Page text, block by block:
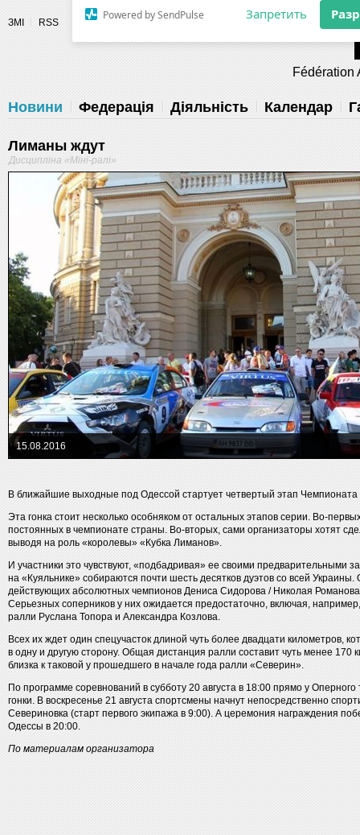
Разрешите сайту fau.ua отправлять
уведомления на рабочий стол
ЗМІ RSS
Fédération
Новини Федерація Діяльність Календар
Лиманы ждут
Дисципліна «Міні-ралі»
15.08.2016
В ближайшие выходные под Одессой стартует четвертый этап
Эта гонка стоит несколько особняком от остальных этапов серии. Во-
постоянных в чемпионате страны. Во-вторых, сами организаторы хотят
выводя на роль «королевы» «Кубка Лиманов».
И участники это чувствуют, «подбадривая» ее своими предварительными
на «Куяльнике» собираются почти шесть десятков дуэтов со всей Украины.
действующих абсолютных чемпионов Дениса Сидорова / Николая
Серьезных соперников у них ожидается предостаточно, включая,
ралли Руслана Топора и Александра Козлова.
Всех их ждет один спецучасток длиной чуть более двадцати километров,
в одну и другую сторону. Общая дистанция ралли составит чуть менее
близка к таковой у прошедшего в начале года ралли «Северин».
По программе соревнований в субботу 20 августа в 18:00 прямо у
гонки. В воскресенье 21 августа спортсмены начнут непосредственно
Севериновка (старт первого экипажа в 9:00). А церемония награждения
Одессы в 20:00.
По материалам организатора